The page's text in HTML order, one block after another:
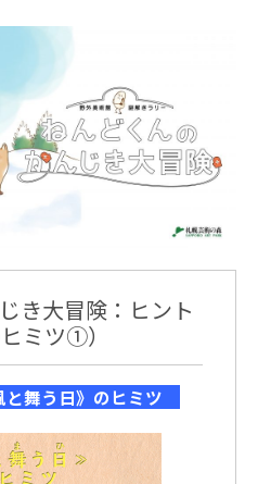
き大冒険：ヒント
ミツ①）
舞う日》のヒミツ